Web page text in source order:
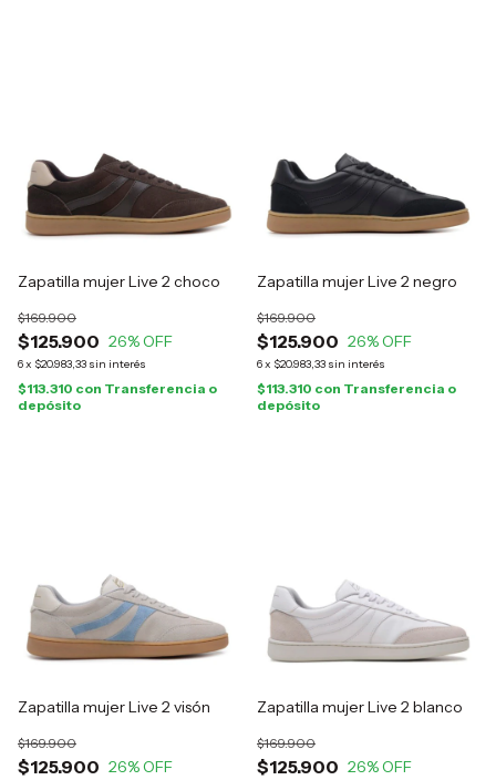
Zapatilla mujer Live 2 choco
$125.900
$169.900
26% OFF
6x $20.983,33 sin interés
$113.310 con Transferencia o
depósito
Zapatilla mujer Live 2 negro
$125.900
$169.900
26% OFF
6x $20.983,33 sin interés
$113.310 con Transferencia o
depósito
Zapatilla mujer Live 2 visón
$125.900
$169.900
26% OFF
Zapatilla mujer Live 2 blanco
$125.900
$169.900
26% OFF